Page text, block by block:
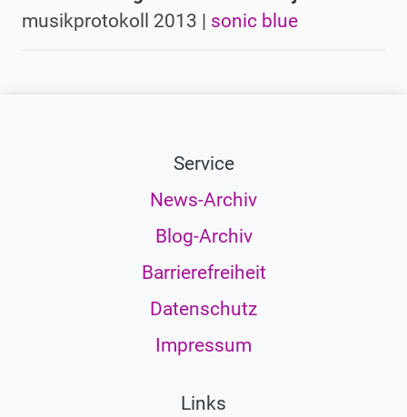
musikprotokoll 2013 | sonic blue
Service
News-Archiv
Blog-Archiv
Barrierefreiheit
Datenschutz
Impressum
Links